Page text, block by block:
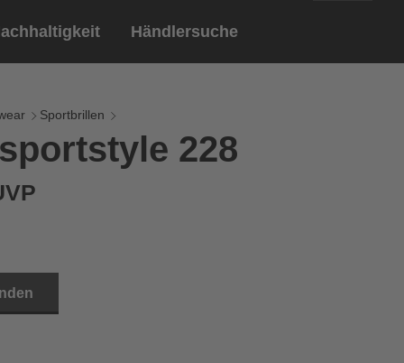
Händlersuche
Deutsch
Sportbrillen
228